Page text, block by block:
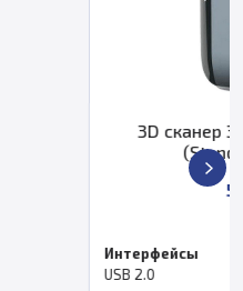
сканер 3DMakerpro Moose
(Standard Package)